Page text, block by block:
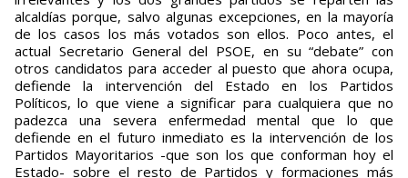
alcaldías porque, salvo algunas excepciones, en la mayoría
de los casos los más votados son ellos. Poco antes, el
actual Secretario General del PSOE, en su “debate” con
otros candidatos para acceder al puesto que ahora ocupa,
defiende la intervención del Estado en los Partidos
Políticos, lo que viene a significar para cualquiera que no
padezca una severa enfermedad mental que lo que
defiende en el futuro inmediato es la intervención de los
Partidos Mayoritarios -que son los que conforman hoy el
Estado- sobre el resto de Partidos y formaciones más